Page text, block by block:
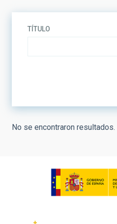
TÍTULO
No se encontraron resultados.